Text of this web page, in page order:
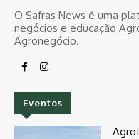
O Safras News é uma
negócios e educação
Agronegócio.
Eventos